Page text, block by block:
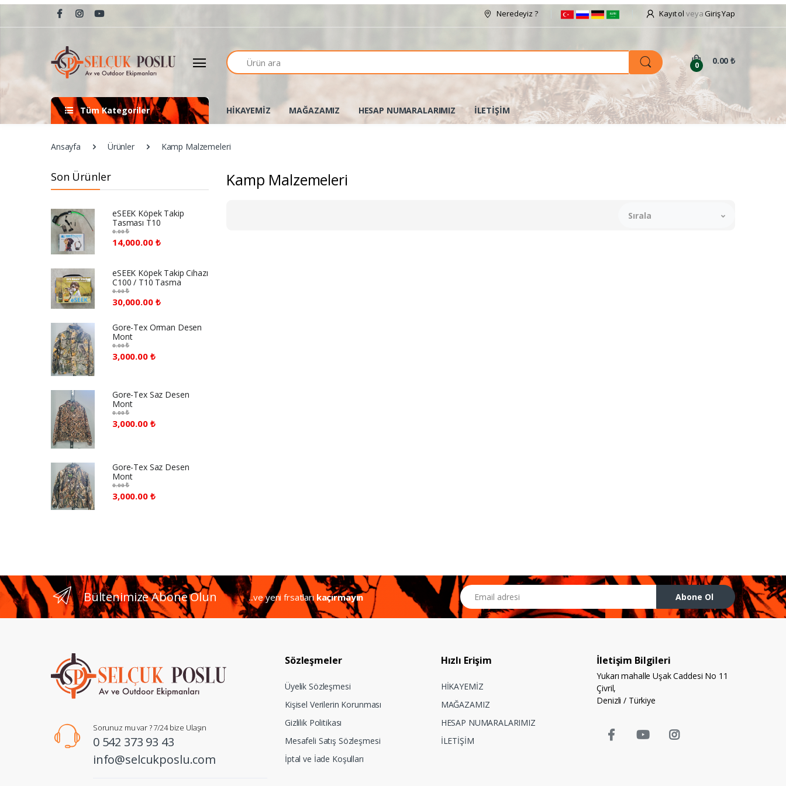
Neredeyiz ? Kayıt ol veyaGiriş Yap
Arama
0 0.00 ₺
Tüm Kategoriler HİKAYEMİZ MAĞAZAMIZ HESAP NUMARALARIMIZ İLETİŞİM
Ansayfa Ürünler Kamp Malzemeleri
Son Ürünler
eSEEK Köpek Takip
Tasması T10
0.00 ₺
14,000.00 ₺
eSEEK Köpek Takip Cihazı
C100 / T10 Tasma
0.00 ₺
30,000.00 ₺
Gore-Tex Orman Desen
Mont
0.00 ₺
3,000.00 ₺
Gore-Tex Saz Desen
Mont
0.00 ₺
3,000.00 ₺
Gore-Tex Saz Desen
Mont
0.00 ₺
3,000.00 ₺
Kamp Malzemeleri
Sırala
Bültenimize Abone Olun ...ve yeni frsatları kaçırmayın
Email Adresiniz
Abone Ol
Sorunuz mu var ? 7/24 bize Ulaşın
0 542 373 93 43
info@selcukposlu.com
Sözleşmeler
Üyelik Sözleşmesi
Kişisel Verilerin Korunması
Gizlilik Politikası
Mesafeli Satış Sözleşmesi
İptal ve İade Koşulları
Hızlı Erişim
HİKAYEMİZ
MAĞAZAMIZ
HESAP NUMARALARIMIZ
İLETİŞİM
İletişim Bilgileri
Yukarı mahalle Uşak Caddesi No 11
Çivril,
Denizli / Türkiye